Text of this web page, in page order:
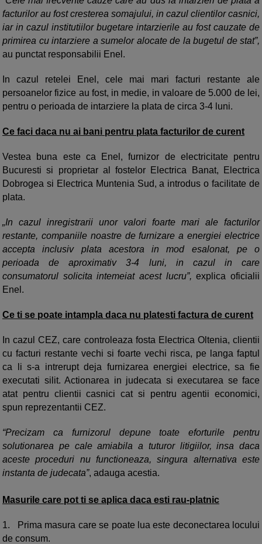
facturilor au fost cresterea somajului, in cazul clientilor casnici,
iar in cazul institutiilor bugetare intarzierile au fost cauzate de
primirea cu intarziere a sumelor alocate de la bugetul de stat”,
au punctat responsabilii Enel.
In cazul retelei Enel, cele mai mari facturi restante ale
persoanelor fizice au fost, in medie, in valoare de 5.000 de lei,
pentru o perioada de intarziere la plata de circa 3-4 luni.
Ce faci daca nu ai bani pentru plata facturilor de curent
Vestea buna este ca Enel, furnizor de electricitate pentru
Bucuresti si proprietar al fostelor Electrica Banat, Electrica
Dobrogea si Electrica Muntenia Sud, a introdus o facilitate de
plata.
„In cazul inregistrarii unor valori foarte mari ale facturilor
restante, companiile noastre de furnizare a energiei electrice
accepta inclusiv plata acestora in mod esalonat, pe o
perioada de aproximativ 3-4 luni, in cazul in care
consumatorul solicita intemeiat acest lucru”,explica oficialii
Enel.
Ce ti se poate intampla daca nu platesti factura de curent
In cazul CEZ, care controleaza fosta Electrica Oltenia, clientii
cu facturi restante vechi si foarte vechi risca, pe langa faptul
ca li s-a intrerupt deja furnizarea energiei electrice, sa fie
executati silit. Actionarea in judecata si executarea se face
atat pentru clientii casnici cat si pentru agentii economici,
spun reprezentantii CEZ.
“Precizam ca furnizorul depune toate eforturile pentru
solutionarea pe cale amiabila a tuturor litigiilor, insa daca
aceste proceduri nu functioneaza, singura alternativa este
instanta de judecata”, adauga acestia.
Masurile care pot ti se aplica daca esti rau-platnic
1.
Prima masura care se poate lua este deconectarea locului
de consum.